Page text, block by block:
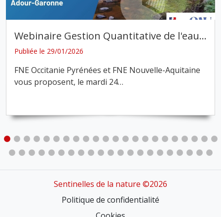
Webinaire Gestion Quantitative de l'eau…
Publiée le 29/01/2026
FNE Occitanie Pyrénées et FNE Nouvelle-Aquitaine
vous proposent, le mardi 24…
Sentinelles de la nature ©2026
Politique de confidentialité